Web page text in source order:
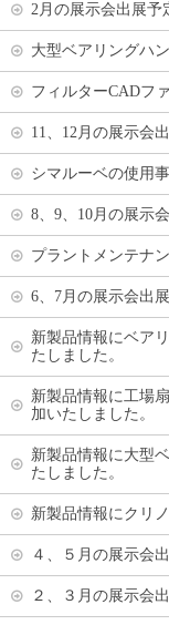
2月の展示会出展予
大型ベアリングハ
フィルターCADフ
11、12月の展示会
シマルーベの使用
8、9、10月の展示
プラントメンテナ
6、7月の展示会出
新製品情報にベア
たしました。
新製品情報に工場
加いたしました。
新製品情報に大型
たしました。
新製品情報にクリ
４、５月の展示会
２、３月の展示会